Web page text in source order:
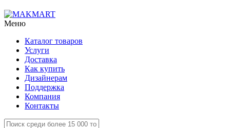
Меню
Каталог товаров
Услуги
Доставка
Как купить
Дизайнерам
Поддержка
Компания
Контакты